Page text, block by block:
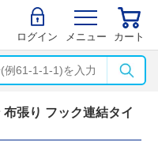
ログイン メニュー カート
張り フック連結タイ